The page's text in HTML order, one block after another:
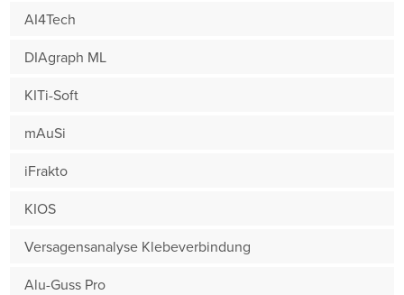
AI4Tech
DIAgraph ML
KITi-Soft
mAuSi
iFrakto
KIOS
Versagensanalyse Klebeverbindung
Alu-Guss Pro